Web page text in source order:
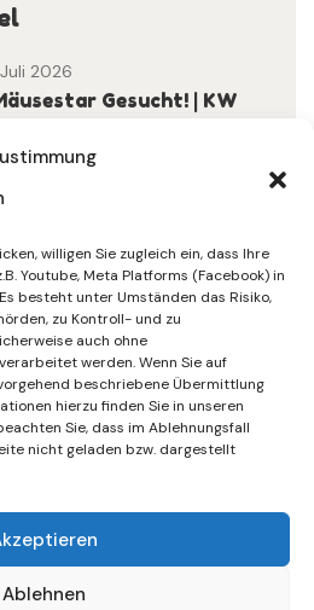
willigen Sie zugleich ein, dass Ihre
Youtube, Meta Platforms (Facebook) in
besteht unter Umständen das Risiko,
zu Kontroll- und zu
auch ohne
werden. Wenn Sie auf
beschriebene Übermittlung
hierzu finden Sie in unseren
Sie, dass im Ablehnungsfall
nicht geladen bzw. dargestellt
Ablehnen
Gesucht! | KW
2026
| KW 31/…
2026
Friedensgebet
Zeichen …
2026